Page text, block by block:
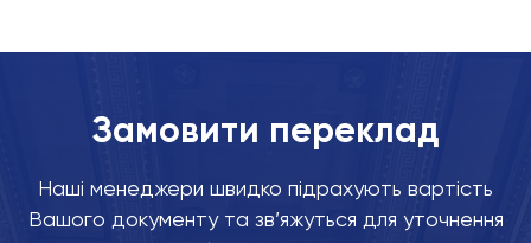
Замовити переклад
Наші менеджери швидко підрахують вартість
Вашого документу та зв’яжуться для уточнення